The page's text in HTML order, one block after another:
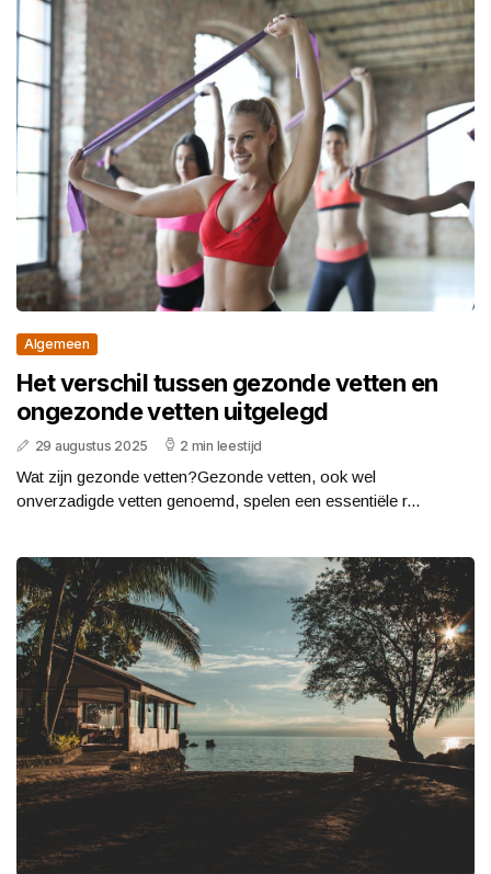
Algemeen
Het verschil tussen gezonde vetten en
ongezonde vetten uitgelegd
29 augustus 2025 2 min leestijd
Wat zijn gezonde vetten?Gezonde vetten, ook wel
onverzadigde vetten genoemd, spelen een essentiële r...